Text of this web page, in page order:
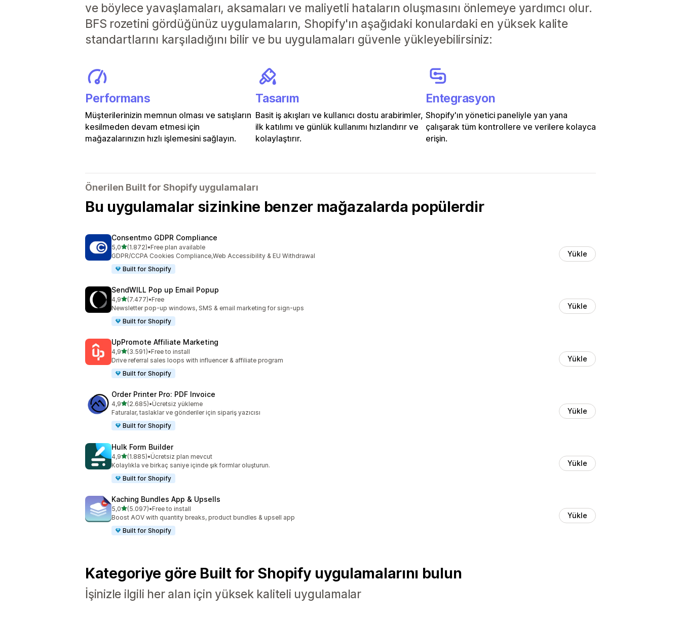
ve böylece yavaşlamaları, aksamaları ve maliyetli hataların oluşmasını önlemeye yardımcı olur.
BFS rozetini gördüğünüz uygulamaların, Shopify'ın aşağıdaki konulardaki en yüksek kalite
standartlarını karşıladığını bilir ve bu uygulamaları güvenle yükleyebilirsiniz:
Performans
Müşterilerinizin memnun olması ve satışların
kesilmeden devam etmesi için
mağazalarınızın hızlı işlemesini sağlayın.
Tasarım
Basit iş akışları ve kullanıcı dostu arabirimler,
ilk katılımı ve günlük kullanımı hızlandırır ve
kolaylaştırır.
Entegrasyon
Shopify'ın yönetici paneliyle yan yana
çalışarak tüm kontrollere ve verilere kolayca
erişin.
Önerilen Built for Shopify uygulamaları
Bu uygulamalar sizinkine benzer mağazalarda popülerdir
Consentmo GDPR Compliance
5,05 yıldız üzerinden
(1.872)
toplam 1872 değerlendirme
•Free plan available
GDPR/CCPA Cookies Compliance,Web Accessibility & EU Withdrawal
Built for Shopify
Yükle
SendWILL Pop up Email Popup
4,95 yıldız üzerinden
(7.477)
toplam 7477 değerlendirme
•Free
Newsletter pop-up windows, SMS & email marketing for sign-ups
Built for Shopify
Yükle
UpPromote Affiliate Marketing
4,95 yıldız üzerinden
(3.591)
toplam 3591 değerlendirme
•Free to install
Drive referral sales loops with influencer & affiliate program
Built for Shopify
Yükle
Order Printer Pro: PDF Invoice
4,95 yıldız üzerinden
(2.685)
toplam 2685 değerlendirme
•Ücretsiz yükleme
Faturalar, taslaklar ve gönderiler için sipariş yazıcısı
Built for Shopify
Yükle
Hulk Form Builder
4,95 yıldız üzerinden
(1.885)
toplam 1885 değerlendirme
•Ücretsiz plan mevcut
Kolaylıkla ve birkaç saniye içinde şık formlar oluşturun.
Built for Shopify
Yükle
Kaching Bundles App & Upsells
5,05 yıldız üzerinden
(5.097)
toplam 5097 değerlendirme
•Free to install
Boost AOV with quantity breaks, product bundles & upsell app
Built for Shopify
Yükle
Kategoriye göre Built for Shopify uygulamalarını bulun
İşinizle ilgili her alan için yüksek kaliteli uygulamalar